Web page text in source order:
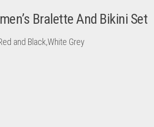
Bralette And Bikini Set
and Black,White Grey